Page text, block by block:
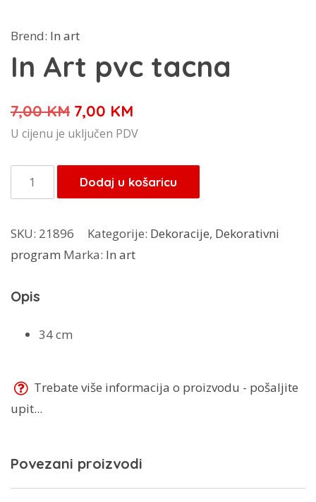
Brend: In art
In Art pvc tacna
7,00KM Izvorna
cijena
je:
7,00 KM.
7,00 KM
cijena
7,00 KM.
U cijenu je uključen PDV
Art
tacna
količina
Dodaj u košaricu
SKU: 21896 Kategorije: Dekoracije, Dekorativni
program Marka: In art
Opis
34 cm
Trebate više informacija o proizvodu - pošaljite
upit...
Povezani proizvodi